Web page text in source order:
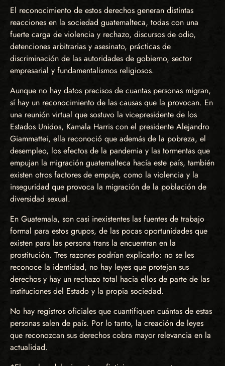
El reconocimiento de estos derechos generan distintas
reacciones en la sociedad guatemalteca, todas con una
fuerte carga de violencia y rechazo, discursos de odio,
detenciones arbitrarias y asesinato, prácticas de
discriminación de las autoridades de gobierno, sector
empresarial y fundamentalismos religiosos.
Aunque no hay datos precisos de cuantas personas migran,
sí hay un reconocimiento de las causas que la provocan. En
una reunión virtual que sostuvo la vicepresidente de los
Estados Unidos, Kamala Harris con el presidente Alejandro
Giammattei, ella reconoció que además de la pobreza, el
desempleo, los efectos de la pandemia y las tormentas que
empujan la migración guatemalteca hacía este país, también
existen otros factores de empuje, como la violencia y la
inseguridad que provoca la migración de la población de
diversidad sexual.
En Guatemala, son casi inexistentes las fuentes de trabajo
formal para estos grupos, de las pocas oportunidades que
existen para las persona trans la encuentran en la
prostitución. Tres razones podrían explicarlo: no se les
reconoce la identidad, no hay leyes que protejan sus
derechos y hay un rechazo total hacia ellos de parte de las
instituciones del Estado y la propia sociedad.
No hay registros oficiales que cuantifiquen cuántas de estas
personas salen de país. Por lo tanto, la creación de leyes
que reconozcan sus derechos cobra mayor relevancia en la
actualidad.